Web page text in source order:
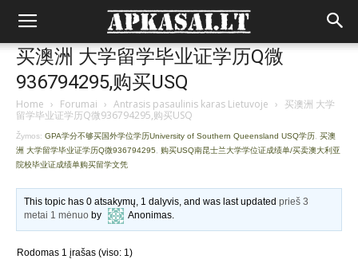
买澳洲 大学留学毕业证学历Q微
936794295,购买USQ
Home › Forumai › Antrasis pasaulinis karas Lietuvoje › 买澳洲 大学
留学毕业证学历Q微936794295,购买USQ
Žymos: GPA学分不够买国外学位学历University of Southern Queensland USQ学历 买澳
洲 大学留学毕业证学历Q微936794295
购买USQ南昆士兰大学学位证成绩单/买卖澳大利亚
院校毕业证成绩单购买留学文凭
This topic has 0 atsakymų, 1 dalyvis, and was last updatedprieš 3
metai 1 mėnuo by Anonimas.
Rodomas 1 įrašas (viso: 1)